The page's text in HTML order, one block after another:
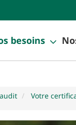
besoins
Votre